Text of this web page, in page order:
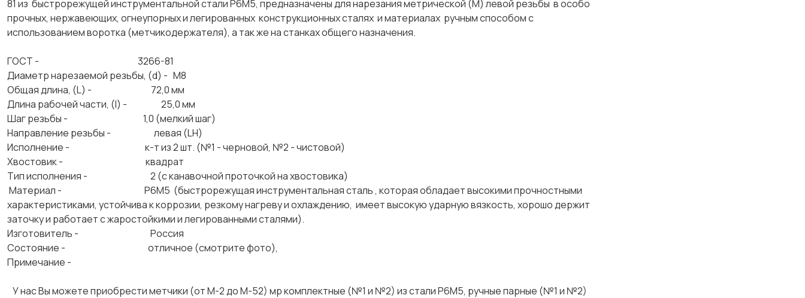
81 из быстрорежущей инструментальной стали Р6М5, предназначены для нарезания метрической (М) левой резьбы в особо
прочных, нержавеющих, огнеупорных и легированных конструкционных сталях и материалах ручным способом с
использованием воротка (метчикодержателя), а так же на станках общего назначения.
ГОСТ - 3266-81
Диаметр нарезаемой резьбы, (d) - М8
Общая длина, (L) - 72,0 мм
Длина рабочей части, (l) - 25,0 мм
Шаг резьбы - 1,0 (мелкий шаг)
Направление резьбы - левая (LH)
Исполнение - к-т из 2 шт. (№1 - черновой, №2 - чистовой)
Хвостовик - квадрат
Тип исполнения - 2 (с канавочной проточкой на хвостовика)
Материал - Р6М5 (быстрорежущая инструментальная сталь , которая обладает высокими прочностными
характеристиками, устойчива к коррозии, резкому нагреву и охлаждению, имеет высокую ударную вязкость, хорошо держит
заточку и работает с жаростойкими и легированными сталями).
Изготовитель - Россия
Состояние - отличное (смотрите фото),
Примечание -
У нас Вы можете приобрести метчики (от М-2 до М-52) мр комплектные (№1 и №2) из стали Р6М5, ручные парные (№1 и №2)